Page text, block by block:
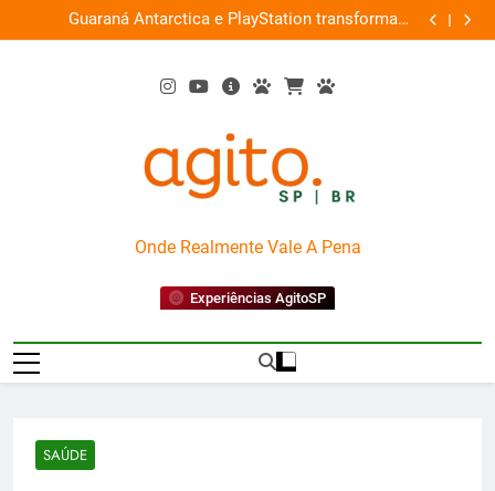
to
Guaraná Antarctica e PlayStation transformam
shopping em arena gamer gratuita
Busch
AgitoSP
Onde Realmente Vale A Pena
Experiências AgitoSP
SAÚDE